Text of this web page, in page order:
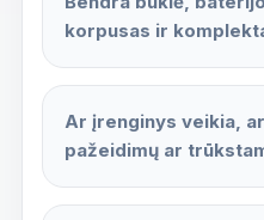
korpusas ir
Ar įrenginys veikia,
pažeidimų ar